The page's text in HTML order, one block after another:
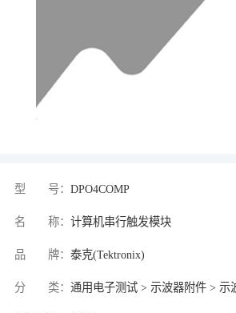
型 号： DPO4COMP
名 称： 计算机串行触发模块
品 牌： 泰克(Tektronix)
分 类： 通用电子测试 > 示波器附件 > 示